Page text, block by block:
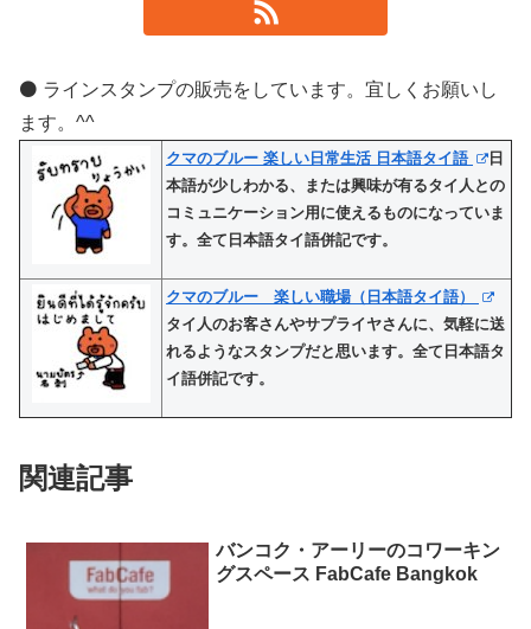
⚫️ ラインスタンプの販売をしています。宜しくお願いし
ます。^^
クマのブルー 楽しい日常生活 日本語タイ語
日
本語が少しわかる、または興味が有るタイ人との
コミュニケーション用に使えるものになっていま
す。全て日本語タイ語併記です。
クマのブルー 楽しい職場（日本語タイ語）
タイ人のお客さんやサプライヤさんに、気軽に送
れるようなスタンプだと思います。全て日本語タ
イ語併記です。
関連記事
バンコク・アーリーのコワーキン
グスペース FabCafe Bangkok